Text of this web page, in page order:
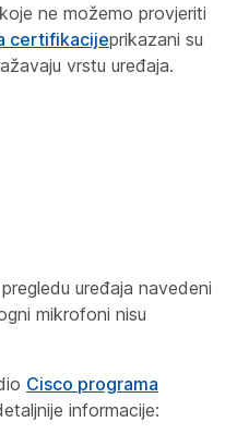
ne možemo provjeriti
certifikacijeprikazani su
vrstu uređaja.
uređaja navedeni
mikrofoni nisu
Cisco programa
informacije: